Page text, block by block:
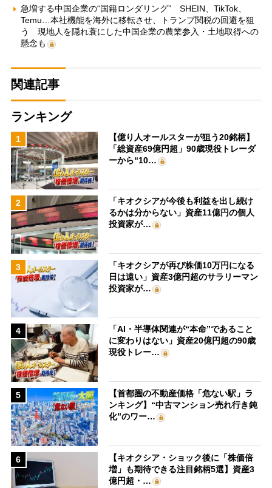
急増する中国企業の“国籍ロンダリング” SHEIN、TikTok、
Temu…本社機能を海外に移転させ、トランプ関税の回避を狙
う 現地人を隠れ蓑にした中国企業の農業参入・土地取得への
懸念も
関連記事
ランキング
1
【億り人オールスターが狙う20銘柄】
「総資産69億円超」90歳現役トレーダ
ーから“10…
2
「キオクシアが今後も利益を出し続け
るかは分からない」資産11億円の個人
投資家が…
3
「キオクシアが再び株価10万円になる
日は遠い」資産3億円超のサラリーマン
投資家が…
4
「AI・半導体関連が“本命”であること
に変わりはない」資産20億円超の90歳
現役トレー…
5
【首都圏の不動産価格「危ない駅」ラ
ンキング】“中古マンション売れ行き鈍
化”のワー…
6
【キオクシア・ショック後に「株価倍
増」も期待できる注目銘柄5選】資産3
億円超・…